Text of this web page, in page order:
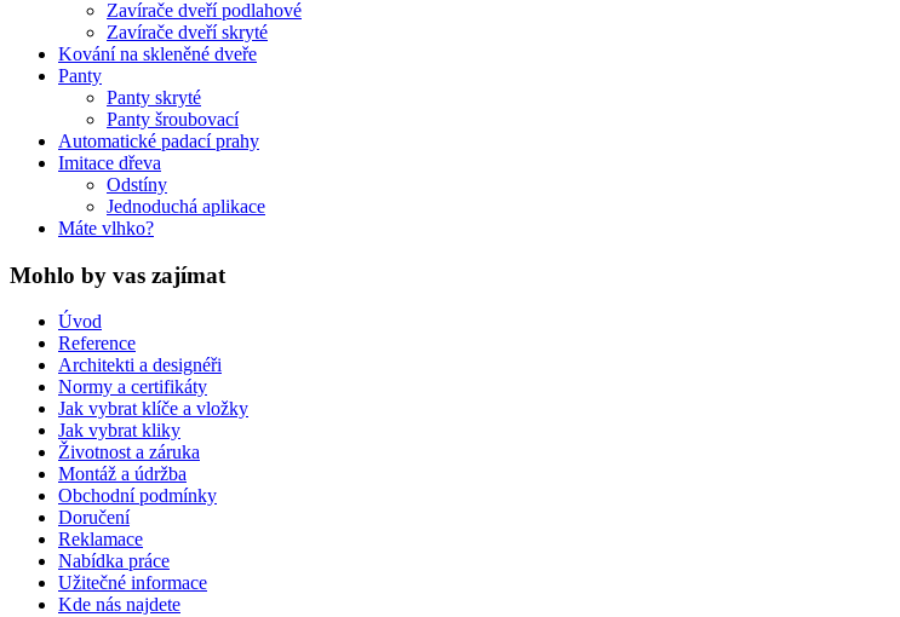
Zavírače dveří podlahové
Zavírače dveří skryté
Kování na skleněné dveře
Panty
Panty skryté
Panty šroubovací
Automatické padací prahy
Imitace dřeva
Odstíny
Jednoduchá aplikace
Máte vlhko?
Mohlo by vas zajímat
Úvod
Reference
Architekti a designéři
Normy a certifikáty
Jak vybrat klíče a vložky
Jak vybrat kliky
Životnost a záruka
Montáž a údržba
Obchodní podmínky
Doručení
Reklamace
Nabídka práce
Užitečné informace
Kde nás najdete